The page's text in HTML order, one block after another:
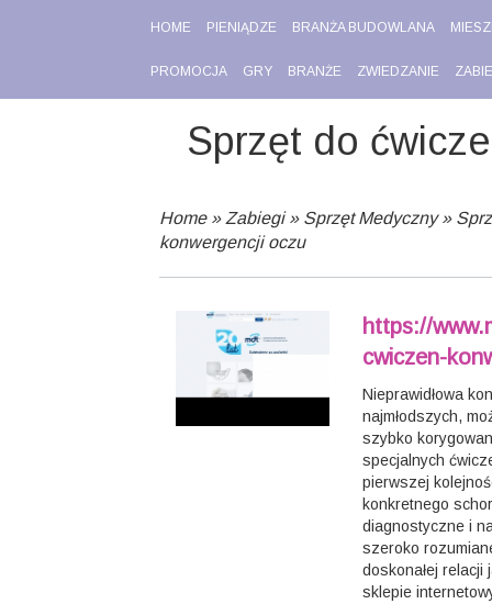
HOME PIENIĄDZE BRANŻA BUDOWLANA
PROMOCJA GRY BRANŻE ZWIEDZANIE
Sprzęt do
Home» Zabiegi» Sprzęt Medyczny»
konwergencji oczu
https://
cwiczen-
Nieprawidłowa
najmłodszych,
szybko
specjalnych
pierwszej
konkretnego
diagnostyczne i
szeroko
doskonałej relacji
sklepie